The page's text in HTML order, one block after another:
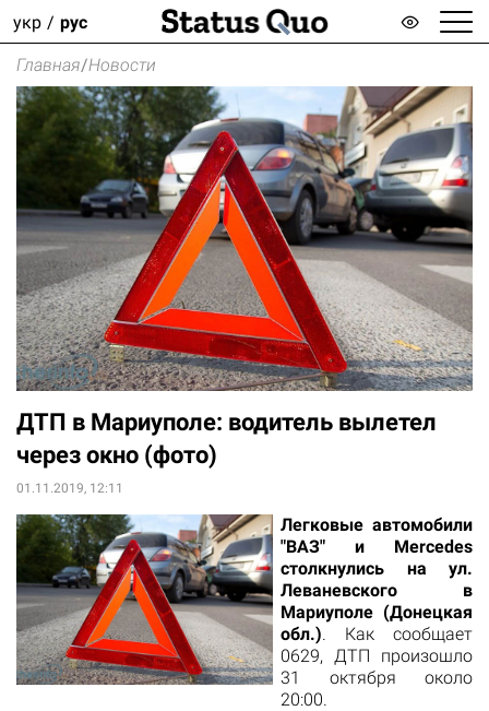
укр рус
Главная/Новости
ДТП в Мариуполе: водитель вылетел
через окно (фото)
01.11.2019, 12:11
Легковые автомобили
"ВАЗ" и Mercedes
столкнулись на ул.
Леваневского в
Мариуполе (Донецкая
обл.). Как сообщает
0629, ДТП произошло
31 октября около
20:00.